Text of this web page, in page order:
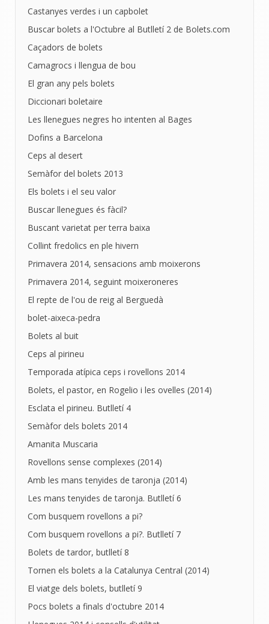
Castanyes verdes i un capbolet
Buscar bolets a l'Octubre al Butlletí 2 de Bolets.com
Caçadors de bolets
Camagrocs i llengua de bou
El gran any pels bolets
Diccionari boletaire
Les llenegues negres ho intenten al Bages
Dofins a Barcelona
Ceps al desert
Semàfor del bolets 2013
Els bolets i el seu valor
Buscar llenegues és fàcil?
Buscant varietat per terra baixa
Collint fredolics en ple hivern
Primavera 2014, sensacions amb moixerons
Primavera 2014, seguint moixeroneres
El repte de l'ou de reig al Berguedà
bolet-aixeca-pedra
Bolets al buit
Ceps al pirineu
Temporada atípica ceps i rovellons 2014
Bolets, el pastor, en Rogelio i les ovelles (2014)
Esclata el pirineu. Butlletí 4
Semàfor dels bolets 2014
Amanita Muscaria
Rovellons sense complexes (2014)
Amb les mans tenyides de taronja (2014)
Les mans tenyides de taronja. Butlletí 6
Com busquem rovellons a pi?
Com busquem rovellons a pi?. Butlletí 7
Bolets de tardor, butlletí 8
Tornen els bolets a la Catalunya Central (2014)
El viatge dels bolets, butlletí 9
Pocs bolets a finals d'octubre 2014